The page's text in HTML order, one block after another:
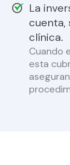
La
cuenta,
clínica.
Cuando
esta